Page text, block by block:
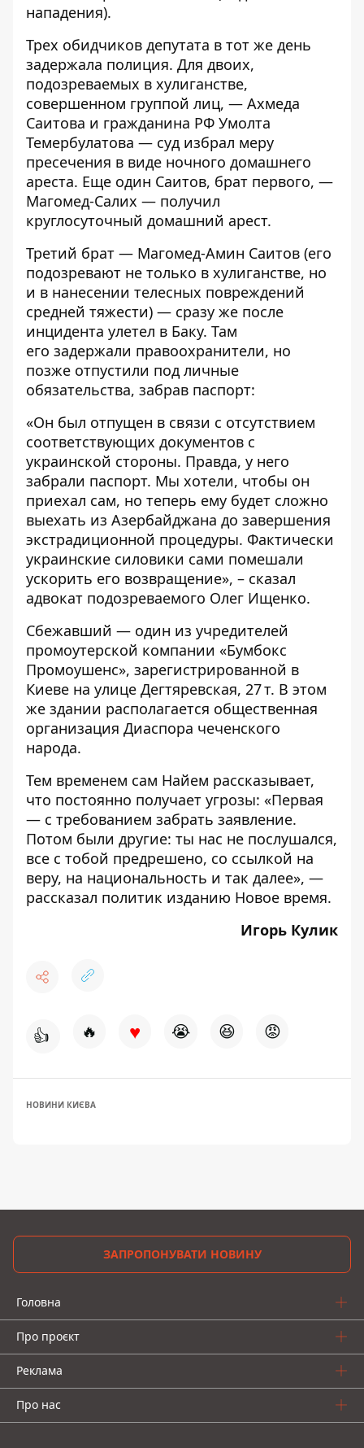
нападения).
Трех обидчиков депутата в тот же день
задержала полиция. Для двоих,
подозреваемых в хулиганстве,
совершенном группой лиц, — Ахмеда
Саитова и гражданина РФ Умолта
Темербулатова — суд избрал меру
пресечения в виде ночного домашнего
ареста. Еще один Саитов, брат первого, —
Магомед-Салих — получил
круглосуточный домашний арест.
Третий брат — Магомед-Амин Саитов (его
подозревают не только в хулиганстве, но
и в нанесении телесных повреждений
средней тяжести) — сразу же после
инцидента улетел в Баку. Там
его задержали правоохранители, но
позже отпустили под личные
обязательства, забрав паспорт:
«Он был отпущен в связи с отсутствием
соответствующих документов с
украинской стороны. Правда, у него
забрали паспорт. Мы хотели, чтобы он
приехал сам, но теперь ему будет сложно
выехать из Азербайджана до завершения
экстрадиционной процедуры. Фактически
украинские силовики сами помешали
ускорить его возвращение», – сказал
адвокат подозреваемого Олег Ищенко.
Сбежавший — один из учредителей
промоутерской компании «Бумбокс
Промоушенс», зарегистрированной в
Киеве на улице Дегтяревская, 27 т. В этом
же здании располагается общественная
организация Диаспора чеченского
народа.
Тем временем сам Найем рассказывает,
что постоянно получает угрозы: «Первая
— с требованием забрать заявление.
Потом были другие: ты нас не послушался,
все с тобой предрешено, со ссылкой на
веру, на национальность и так далее», —
рассказал политик изданию Новое время.
Игорь Кулик
👍 🔥 ♥ 😭 😆 😡
НОВИНИ КИЄВА
ЗАПРОПОНУВАТИ НОВИНУ
Головна
Про проєкт
Реклама
Про нас